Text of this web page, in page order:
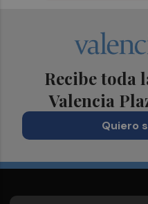
Recibe toda
Valencia
Quiero